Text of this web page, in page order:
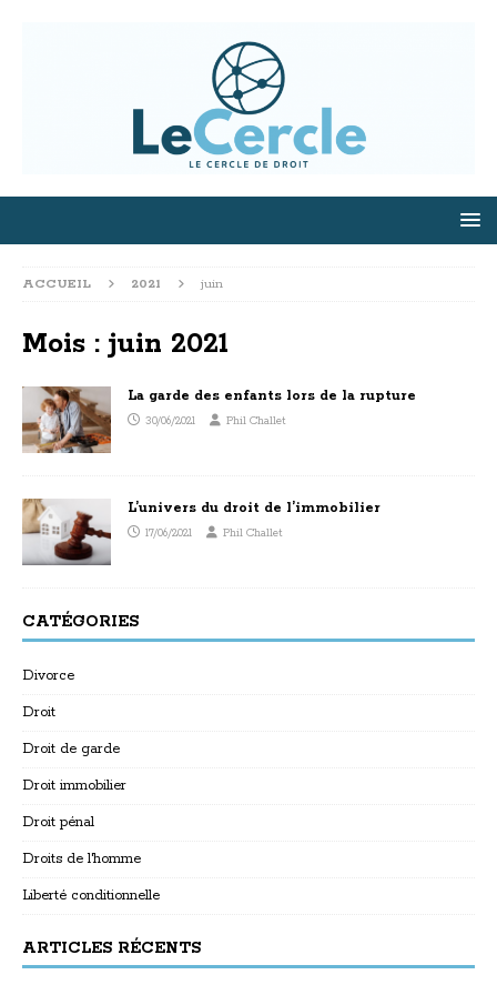
ACCUEIL 2021 juin
Mois : juin 2021
La garde des enfants lors de la rupture
30/06/2021 Phil Challet
L’univers du droit de l’immobilier
17/06/2021 Phil Challet
CATÉGORIES
Divorce
Droit
Droit de garde
Droit immobilier
Droit pénal
Droits de l'homme
Liberté conditionnelle
ARTICLES RÉCENTS